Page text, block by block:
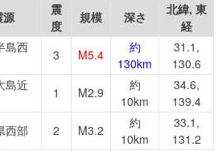
源
震
度
規模 深さ
北緯, 東
経
島西
3 M5.4
約
130km
31.1,
130.6
島近
1 M2.9
約
10km
34.6,
139.4
西部 2 M3.2
約
10km
33.1,
131.2